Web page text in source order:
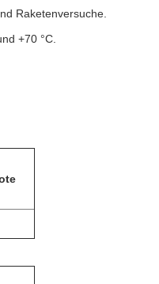
Raketenversuche.
+70 °C.